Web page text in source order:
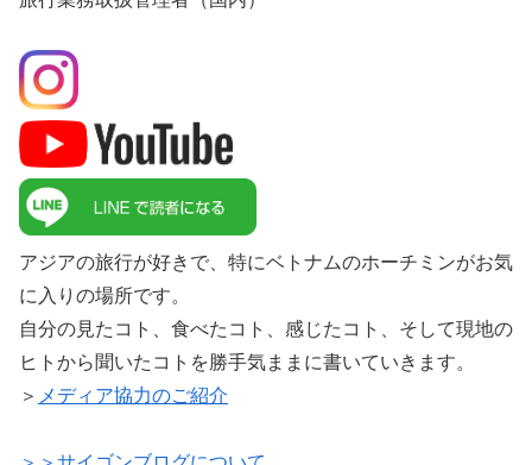
アジアの旅行が好きで、特にベトナムのホーチミンがお気
に入りの場所です。
自分の見たコト、食べたコト、感じたコト、そして現地の
ヒトから聞いたコトを勝手気ままに書いていきます。
＞ メディア協力のご紹介